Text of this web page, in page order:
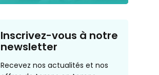
Inscrivez-vous à notre
newsletter
Recevez nos actualités et nos